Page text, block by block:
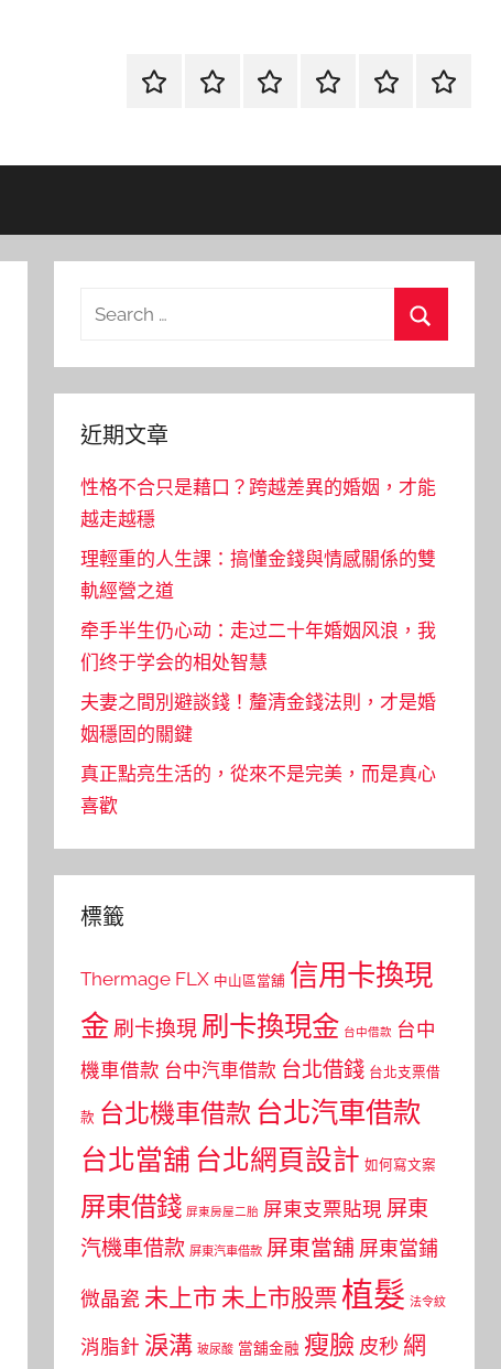
首
當
網
流
環
聯
Search
近期文章
性格不合只是藉口？跨越差異的婚姻，才能
越走越穩
理輕重的人生課：搞懂金錢與情感關係的雙
軌經營之道
牵手半生仍心动：走过二十年婚姻风浪，我
们终于学会的相处智慧
夫妻之間別避談錢！釐清金錢法則，才是婚
姻穩固的關鍵
真正點亮生活的，從來不是完美，而是真心
喜歡
標籤
Thermage FLX 中山區當舖 信用卡換現
金 刷卡換現 刷卡換現金 台中借款 台中
機車借款 台中汽車借款 台北借錢 台北支票借
款 台北機車借款 台北汽車借款
台北當舖 台北網頁設計 如何寫文案
屏東借錢 屏東房屋二胎 屏東支票貼現 屏東
汽機車借款 屏東汽車借款 屏東當舖 屏東當鋪
微晶瓷 未上市 未上市股票植髮 法令紋
消脂針 淚溝 玻尿酸 當舖金融 瘦臉 皮秒 網